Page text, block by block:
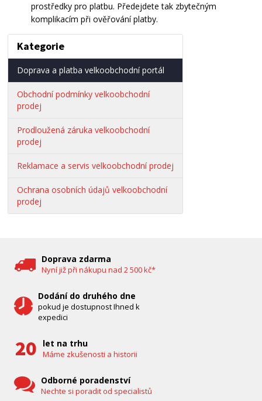
prostředky pro platbu. Předejdete tak zbytečným
komplikacím při ověřování platby.
Kategorie
Doprava a platba velkoobchodní portál
Obchodní podmínky velkoobchodní
prodej
Prodloužená záruka velkoobchodní
prodej
Reklamace a servis velkoobchodní prodej
Ochrana osobních údajů velkoobchodní
prodej
Doprava zdarma
Nyní již při nákupu nad 2 500 kč*
Dodání do druhého dne
pokud je dostupnost Ihned k
expedici
let na trhu
Máme zkušenosti a historii
Odborné poradenství
Nechte si poradit od specialistů